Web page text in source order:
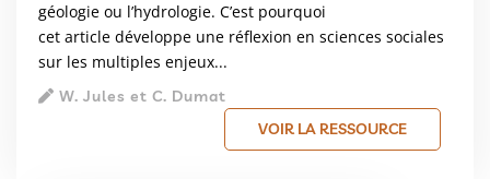
géologie ou l’hydrologie. C’est pourquoi
cet article développe une réflexion en sciences sociales
sur les multiples enjeux...
W. Jules et C. Dumat
VOIR LA RESSOURCE